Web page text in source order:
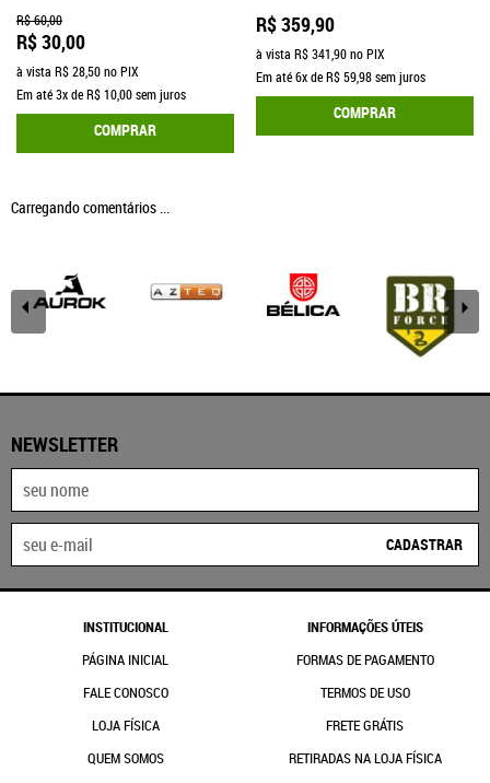
R$ 60,00
R$ 30,00
à vista R$ 28,50no PIX
Em até3xdeR$ 10,00sem juros
COMPRAR
R$ 359,90
à vista R$ 341,90no PIX
Em até6xdeR$ 59,98sem juros
COMPRAR
Carregando comentários ...
NEWSLETTER
CADASTRAR
INSTITUCIONAL
PÁGINA INICIAL
FALE CONOSCO
LOJA FÍSICA
QUEM SOMOS
INFORMAÇÕES ÚTEIS
FORMAS DE PAGAMENTO
TERMOS DE USO
FRETE GRÁTIS
RETIRADAS NA LOJA FÍSICA